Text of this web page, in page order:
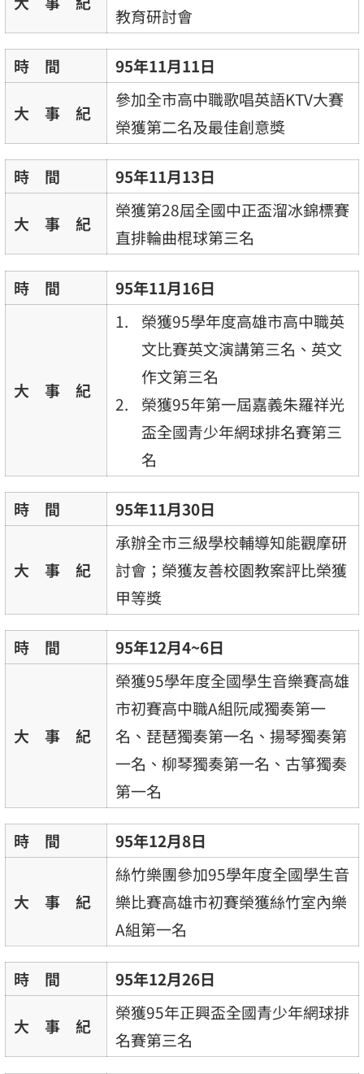
教育研討會
時 間 95年11月11日
大 事 紀
參加全市高中職歌唱英語KTV大賽
榮獲第二名及最佳創意獎
時 間 95年11月13日
大 事 紀
榮獲第28屆全國中正盃溜冰錦標賽
直排輪曲棍球第三名
時 間 95年11月16日
大 事 紀
榮獲95學年度高雄市高中職英
文比賽英文演講第三名、英文
作文第三名
榮獲95年第一屆嘉義朱羅祥光
盃全國青少年網球排名賽第三
名
時 間 95年11月30日
大 事 紀
承辦全市三級學校輔導知能觀摩研
討會；榮獲友善校園教案評比榮獲
甲等獎
時 間 95年12月4~6日
大 事 紀
榮獲95學年度全國學生音樂賽高雄
市初賽高中職A組阮咸獨奏第一
名、琵琶獨奏第一名、揚琴獨奏第
一名、柳琴獨奏第一名、古箏獨奏
第一名
時 間 95年12月8日
大 事 紀
絲竹樂團參加95學年度全國學生音
樂比賽高雄市初賽榮獲絲竹室內樂
A組第一名
時 間 95年12月26日
大 事 紀
榮獲95年正興盃全國青少年網球排
名賽第三名